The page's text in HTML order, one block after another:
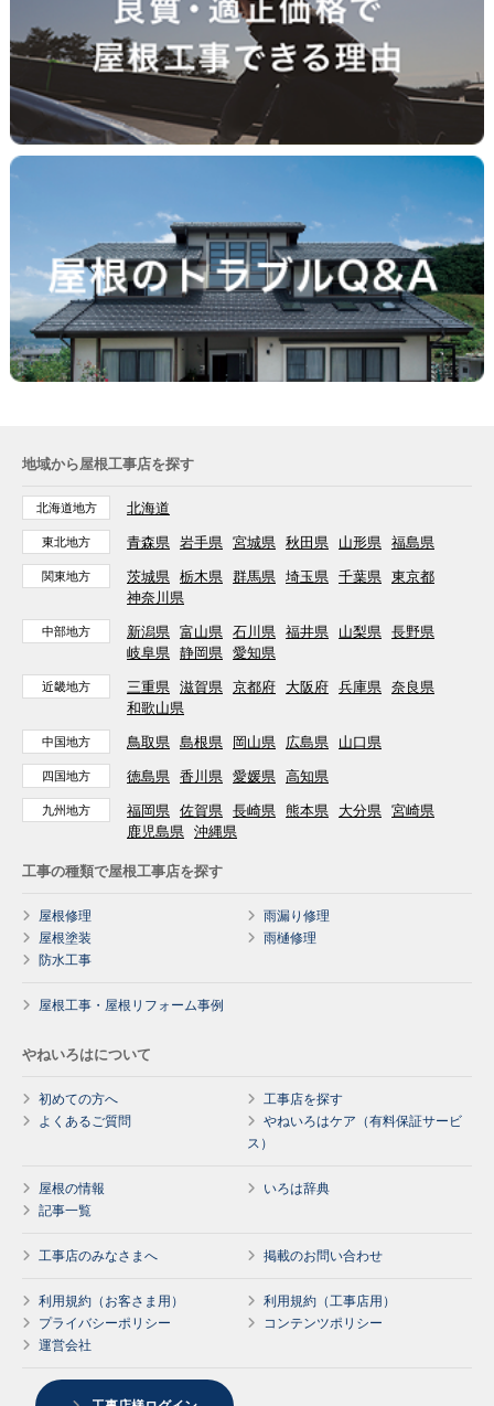
地域から屋根工事店を探す
北海道地方 北海道
東北地方 青森県 岩手県 宮城県 秋田県 山形県 福島県
関東地方 茨城県 栃木県 群馬県 埼玉県 千葉県 東京都
神奈川県
中部地方 新潟県 富山県 石川県 福井県 山梨県 長野県
岐阜県 静岡県 愛知県
近畿地方 三重県 滋賀県 京都府 大阪府 兵庫県 奈良県
和歌山県
中国地方 鳥取県 島根県 岡山県 広島県 山口県
四国地方 徳島県 香川県 愛媛県 高知県
九州地方 福岡県 佐賀県 長崎県 熊本県 大分県 宮崎県
鹿児島県 沖縄県
工事の種類で屋根工事店を探す
屋根修理
雨漏り修理
屋根塗装
雨樋修理
防水工事
屋根工事・屋根リフォーム事例
やねいろはについて
初めての方へ
工事店を探す
よくあるご質問
やねいろはケア（有料保証サービ
ス）
屋根の情報
いろは辞典
記事一覧
工事店のみなさまへ 掲載のお問い合わせ
利用規約（お客さま用）
利用規約（工事店用）
プライバシーポリシー
コンテンツポリシー
運営会社